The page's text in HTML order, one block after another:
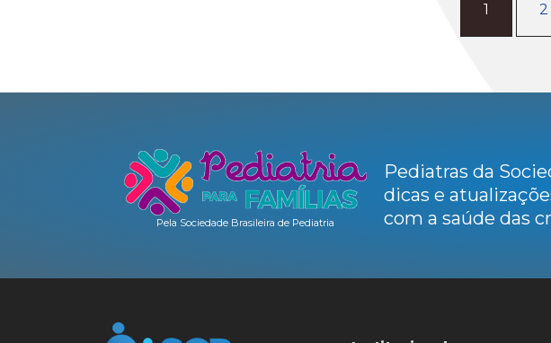
1 2
Pela Sociedade Brasileira de Pediatria
Pediatras da
dicas e
com a saúde das